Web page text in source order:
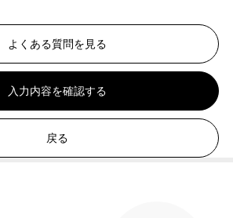
よくある質問を見る
入力内容を確認する
戻る